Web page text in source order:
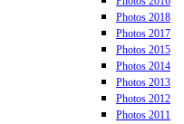
Photos 2018
Photos 2017
Photos 2015
Photos 2014
Photos 2013
Photos 2012
Photos 2011